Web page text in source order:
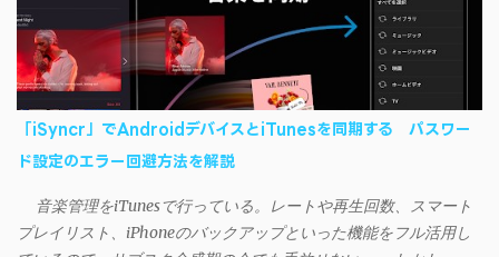
「iSyncr」でAndroidデバイスとiTunesを同期する パスワー
ド設定のエラー回避方法を解説
音楽管理をiTunesで行っている。レートや再生回数、スマート
プレイリスト、iPhoneのバックアップといった機能をフル活用し